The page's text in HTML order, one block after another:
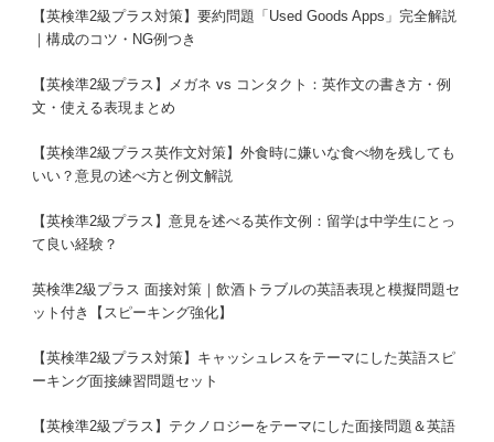
【英検準2級プラス対策】要約問題「Used Goods Apps」完全解説
｜構成のコツ・NG例つき
【英検準2級プラス】メガネ vs コンタクト：英作文の書き方・例
文・使える表現まとめ
【英検準2級プラス英作文対策】外食時に嫌いな食べ物を残しても
いい？意見の述べ方と例文解説
【英検準2級プラス】意見を述べる英作文例：留学は中学生にとっ
て良い経験？
英検準2級プラス 面接対策｜飲酒トラブルの英語表現と模擬問題セ
ット付き【スピーキング強化】
【英検準2級プラス対策】キャッシュレスをテーマにした英語スピ
ーキング面接練習問題セット
【英検準2級プラス】テクノロジーをテーマにした面接問題＆英語